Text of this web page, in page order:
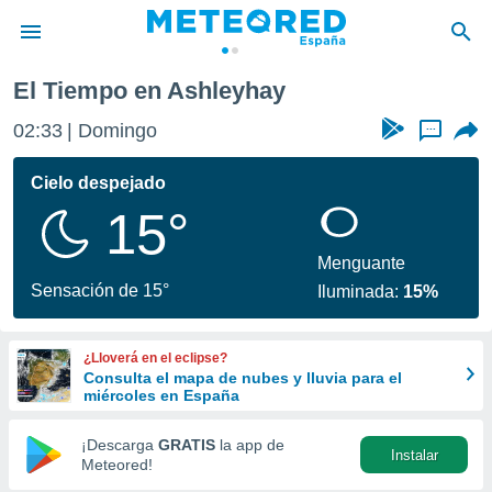
de
por
se
calidad.
a este
las
y
forma
digital
basada
El Tiempo en Ashleyhay
02:33 Domingo ...
Cielo despejado
15°
Sensación de 15°
Menguante
Iluminada: 15%
¿Lloverá en el eclipse?
Consulta el mapa de nubes y lluvia para el
miércoles en España
¡Descarga GRATIS la app de
Meteored!
Instalar